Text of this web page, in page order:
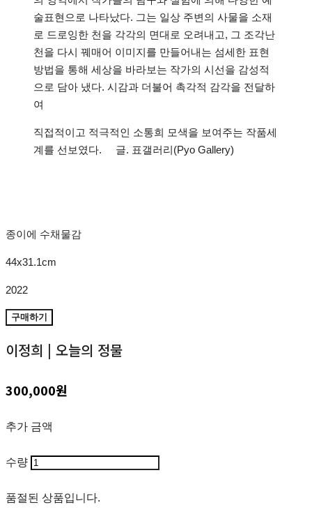
술표현으로 나타났다. 그는 일상 주변의 사물을 소재
로 드로잉한 천을 각각의 면대로 오려내고, 그 조각난
천을 다시 꿰매어 이미지를 만들어내는 섬세한 표현
방법을 통해 세상을 바라보는 작가의 시선을 감성적
으로 담아 냈다. 시감과 더불어 촉각적 감각을 전달하
여
직접적이고 적극적인 소통희 모색을 보여주는 작품세
계를 선보였다. 글. 표갤러리(Pyo Gallery)
종이에 수채물감
44x31.1cm
2022
구매하기
이정희 | 오늘의 정물
300,000원
추가 금액
수량
품절된 상품입니다.